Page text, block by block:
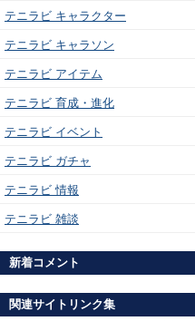
テニラビ キャラクター
テニラビ キャラソン
テニラビ アイテム
テニラビ 育成・進化
テニラビ イベント
テニラビ ガチャ
テニラビ 情報
テニラビ 雑談
新着コメント
関連サイトリンク集